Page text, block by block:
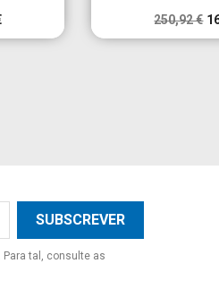
250,92 €
tal, consulte as